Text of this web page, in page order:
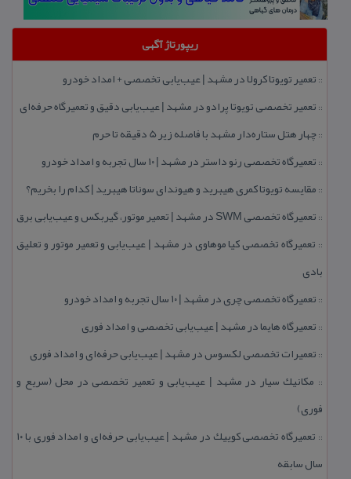
ریپورتاژ آگهی
:: تعمیر تویوتا كرولا در مشهد | عیب‌یابی تخصصی + امداد خودرو
:: تعمیر تخصصی تویوتا پرادو در مشهد | عیب‌یابی دقیق و تعمیرگاه حرفه‌ای
::چهار هتل‌ ستاره‌دار مشهد با فاصله زیر 5 دقیقه تا حرم
:: تعمیرگاه تخصصی رنو داستر در مشهد | ۱۰ سال تجربه و امداد خودرو
:: مقایسه تویوتا كمری هیبرید و هیوندای سوناتا هیبرید | كدام را بخریم؟
:: تعمیرگاه تخصصی SWM در مشهد | تعمیر موتور، گیربكس و عیب‌یابی برق
:: تعمیرگاه تخصصی كیا موهاوی در مشهد | عیب‌یابی و تعمیر موتور و تعلیق
بادی
:: تعمیرگاه تخصصی چری در مشهد | ۱۰ سال تجربه و امداد خودرو
:: تعمیرگاه هایما در مشهد | عیب‌یابی تخصصی و امداد فوری
:: تعمیرات تخصصی لكسوس در مشهد | عیب‌یابی حرفه‌ای و امداد فوری
:: مكانیك سیار در مشهد | عیب‌یابی و تعمیر تخصصی در محل (سریع و
فوری)
::
تعمیرگاه تخصصی كوییك در مشهد | عیب‌یابی حرفه‌ای و امداد فوری با ۱۰
سال سابقه